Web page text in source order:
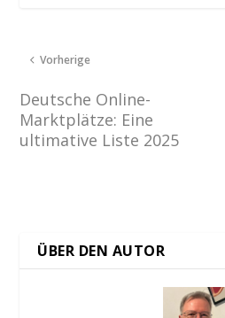
Vorherige
Deutsche Online-
Marktplätze: Eine
ultimative Liste 2025
ÜBER DEN AUTOR